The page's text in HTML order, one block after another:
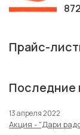
872
Прайс-
Последние
13 апреля 2022
Акция - "Дари